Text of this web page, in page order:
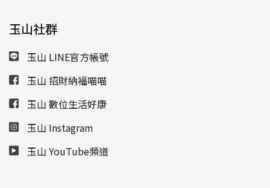
玉山社群
玉山 LINE官方帳號
玉山 招財納福喵喵
玉山 數位生活好康
玉山 Instagram
玉山 YouTube頻道